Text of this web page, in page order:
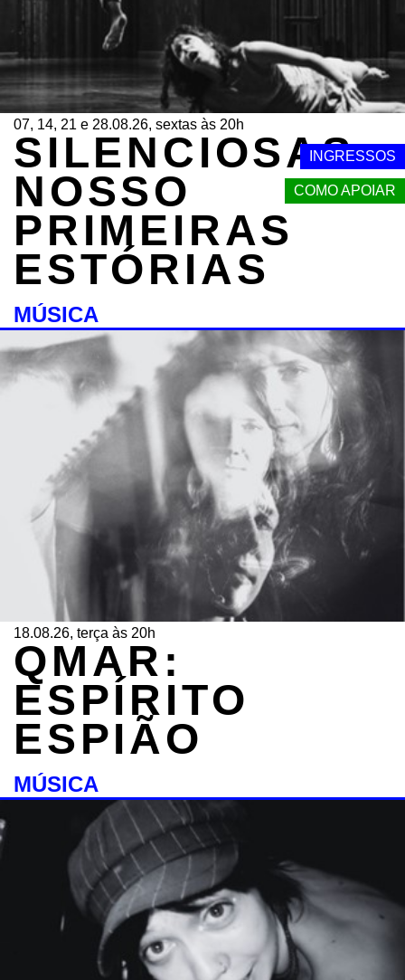
INGRESSOS
COMO APOIAR
07, 14, 21 e 28.08.26, sextas às 20h
SILENCIOSAS:
NOSSO
PRIMEIRAS
ESTÓRIAS
MÚSICA
18.08.26, terça às 20h
QMAR:
ESPÍRITO
ESPIÃO
MÚSICA